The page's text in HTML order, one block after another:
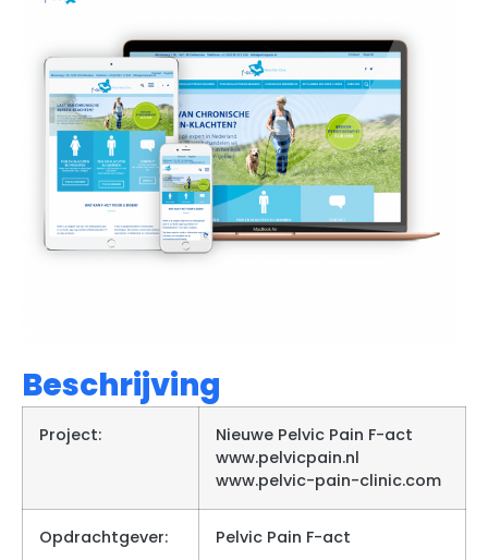
Beschrijving
Project:
Nieuwe Pelvic Pain F-act
www.pelvicpain.nl
www.pelvic-pain-clinic.com
Opdrachtgever: Pelvic Pain F-act